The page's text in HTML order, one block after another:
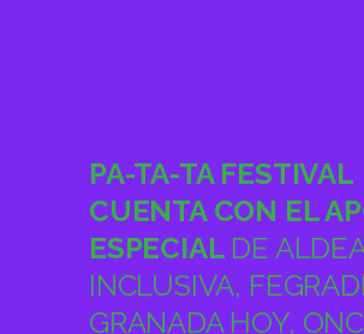
PA-TA-TA FESTIVAL
CUENTA CON EL
ESPECIAL DE
INCLUSIVA,
GRANADA HOY,